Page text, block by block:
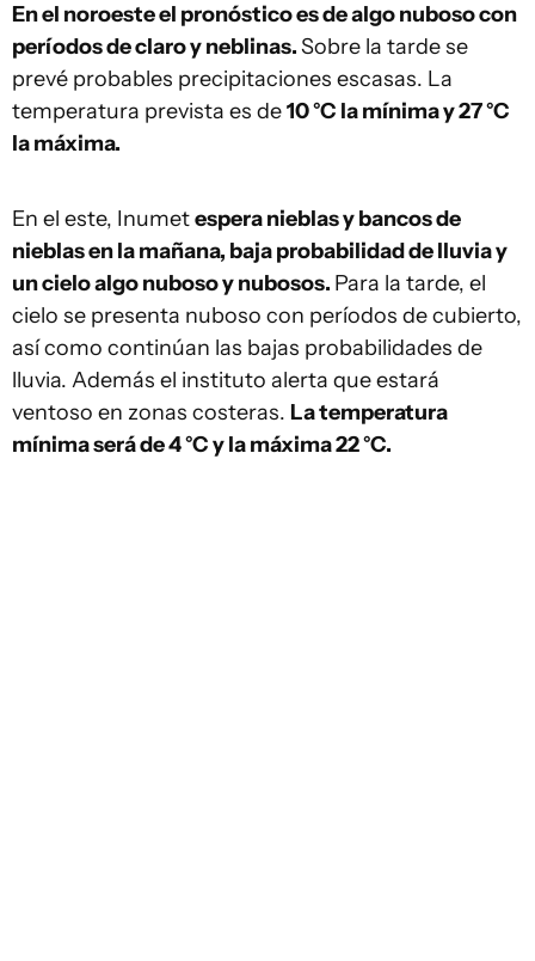
En el noroeste el pronóstico es de algo nuboso con
períodos de claro y neblinas.Sobre la tarde se
prevé probables precipitaciones escasas. La
temperatura prevista es de10 °C la mínima y 27 °C
la máxima.
En el este, Inumetespera nieblas y bancos de
nieblas en la mañana, baja probabilidad de lluvia y
un cielo algo nuboso y nubosos. Para la tarde, el
cielo se presenta nuboso con períodos de cubierto,
así como continúan las bajas probabilidades de
lluvia. Además el instituto alerta que estará
ventoso en zonas costeras. La temperatura
mínima será de 4 °C y la máxima 22 °C.